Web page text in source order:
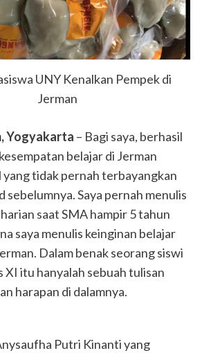
UNY Kenalkan Pempek di
Jerman
Yogyakarta – Bagi saya, berhasil
belajar di Jerman
yang tidak pernah terbayangkan
Saya pernah menulis
saat SMA hampir 5 tahun
saya menulis keinginan belajar
Dalam benak seorang siswi
XI itu hanyalah sebuah tulisan
harapan di dalamnya.
Putri Kinanti yang